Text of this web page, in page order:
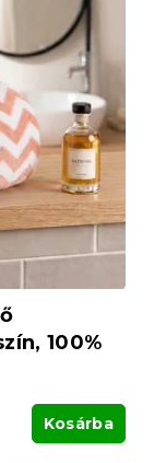
100%
Kosárba